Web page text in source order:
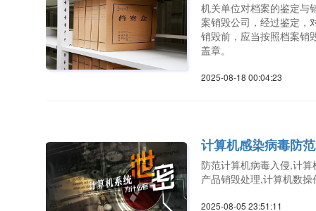
机关单位对档案的鉴定与
案销毁公司，经过鉴定，
销毁前，应当按照档案销
盖章。
2025-08-18 00:04:23
计算机感染病毒防
防范计算机病毒入侵,计
产品销毁处理,计算机数
2025-08-05 23:51:11